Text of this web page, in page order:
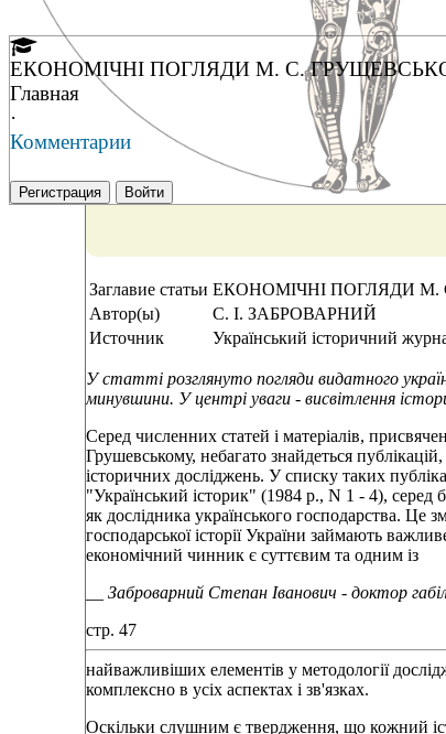
ЕКОНОМІЧНІ ПОГЛЯДИ М. С.
Главная
·
Комментарии
Регистрация Войти
Заглавие статьи ЕКОНОМІЧНІ ПОГЛЯДИ М.
Автор(ы)
С. І. ЗАБРОВАРНИЙ
Источник
Український історичний
У статті розглянуто погляди видатного
минувшини. У центрі уваги - висвітлення
Серед численних статей і матеріалів,
Грушевському, небагато знайдеться
історичних досліджень. У списку таких
"Український історик" (1984 р., N 1 - 4),
як дослідника українського господарства.
господарської історії України займають
економічний чинник є суттєвим та одним із
Заброварний Степан Іванович - доктор
стр. 47
найважливіших елементів у методології
комплексно в усіх аспектах і зв'язках.
Оскільки слушним є твердження, що кожний